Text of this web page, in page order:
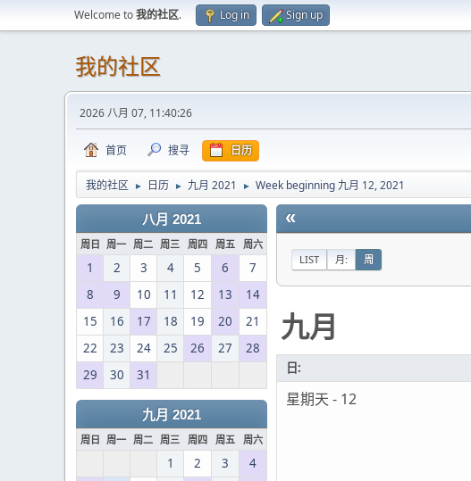
Welcome to我的社区. Log in Sign up
我的社区
2026 八月 07, 11:40:26
首页 搜寻 日历
我的社区 ► 日历 ► 九月 2021 ► Week beginning 九月 12, 2021
八月 2021
周日 周一 周二 周三 周四 周五 周六
1 2 3 4 5 6
7
8
9 10 11 12 13
14
15
16 17 18 19 20
21
22
23 24 25 26 27
28
29
30 31
九月 2021
周日 周一 周二 周三 周四 周五 周六
1 2 3
4
«
LIST 月: 周
九月
日:
星期天 - 12